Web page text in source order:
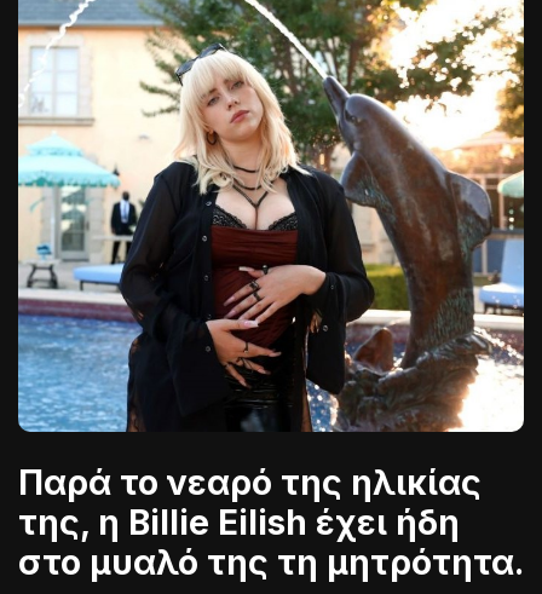
Παρά το νεαρό της ηλικίας
της, η Billie Eilish έχει ήδη
στο μυαλό της τη μητρότητα.